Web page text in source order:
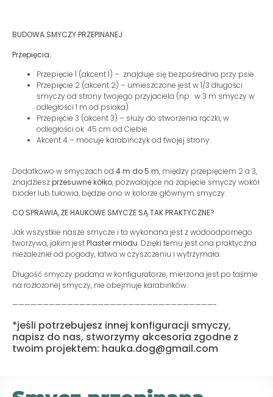
BUDOWA SMYCZY PRZEPINANEJ
Przepięcia:
Przepięcie 1 (akcent 1) – znajduje się bezpośrednio przy psie.
Przepięcie 2 (akcent 2) – umieszczone jest w 1/3 długości
smyczy od strony twojego przyjaciela (np. w 3 m smyczy w
odległości 1 m od psiaka).
Przepięcie 3 (akcent 3) – służy do stworzenia rączki, w
odległości ok. 45 cm od Ciebie.
Akcent 4 – mocuje karabińczyk od twojej strony.
Dodatkowo w smyczach od 4 m do 5 m, między przepięciem 2 a 3,
znajdzieszprzesuwne kółko, pozwalające na zapięcie smyczy wokół
bioder lub tułowia, będzie ono w kolorze głównym smyczy.
CO SPRAWIA, ŻE HAUKOWE SMYCZE SĄ TAK PRAKTYCZNE?
Jak wszystkie nasze smycze i ta wykonana jest z wodoodpornego
tworzywa, jakim jestPlaster miodu. Dzięki temu jest ona praktyczna
niezależnie od pogody, łatwa w czyszczeniu i wytrzymała.
Długość smyczy podana w konfiguratorze, mierzona jest po taśmie
na rozłożonej smyczy, nie obejmuje karabinków.
—————————————————————————————————-
*jeśli potrzebujesz innej konfiguracji smyczy,
napisz do nas, stworzymy akcesoria zgodne z
twoim projektem: hauka.dog@gmail.com